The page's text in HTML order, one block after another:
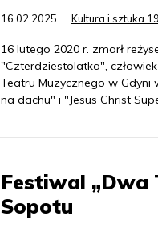
16.02.2025 Kultura i sztuka
16 lutego 2020 r. zmarł
"Czterdziestolatka",
Teatru Muzycznego w Gdyni
na dachu" i "Jesus Christ
Festiwal „Dwa
Sopotu